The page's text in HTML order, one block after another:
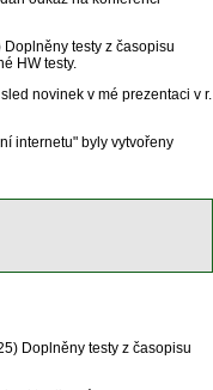
Doplněny testy z časopisu
HW testy.
novinek v mé prezentaci v r.
internetu" byly vytvořeny
Doplněny testy z časopisu